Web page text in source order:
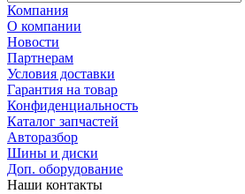
Компания
О компании
Новости
Партнерам
Условия доставки
Гарантия на товар
Конфиденциальность
Каталог запчастей
Авторазбор
Шины и диски
Доп. оборудование
Наши контакты